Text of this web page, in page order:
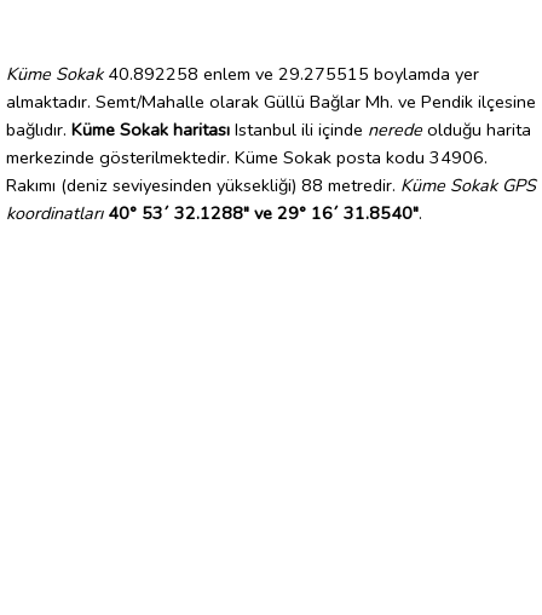
Küme Sokak40.892258 enlem ve 29.275515 boylamda yer
almaktadır. Semt/Mahalle olarak Güllü Bağlar Mh. ve Pendik ilçesine
bağlıdır. Küme Sokak haritası Istanbul ili içinde nerede olduğu harita
merkezinde gösterilmektedir. Küme Sokak posta kodu 34906.
Rakımı (deniz seviyesinden yüksekliği) 88 metredir. Küme Sokak GPS
koordinatları 40° 53´ 32.1288" ve 29° 16´ 31.8540".